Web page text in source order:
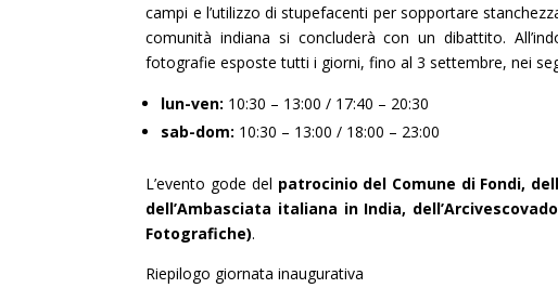
campi e l’utilizzo di stupefacenti per sopportare
comunità indiana si concluderà con un dibattito.
fotografie esposte tutti i giorni, fino al 3 settembre, nei
lun-ven: 10:30 – 13:00 / 17:40 – 20:30
sab-dom: 10:30 – 13:00 / 18:00 – 23:00
L’evento gode del patrocinio del Comune di Fondi,
dell’Ambasciata italiana in India,
Fotografiche).
Riepilogo giornata inaugurativa